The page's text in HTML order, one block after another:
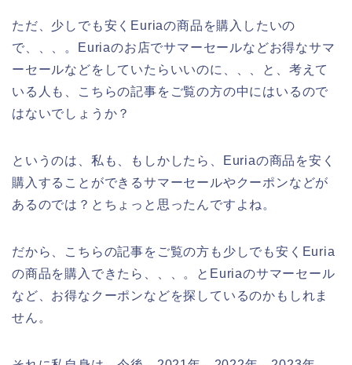
ただ、少しでも安くEuriaの商品を購入したいの
で、、、。Euriaのお店でサマーセールなどお得なサマ
ーセールなどをしていたらいいのに、、、と、考えて
いる人も、こちらの記事をご覧の方の中にはいるので
はないでしょうか？
というのは、私も、もしかしたら、Euriaの商品を安く
購入することができるサマーセールやクーポンなどが
あるのでは？とちょっと思ったんですよね。
だから、こちらの記事をご覧の方も少しでも安くEuria
の商品を購入できたら、、、。とEuriaのサマーセール
など、お得なクーポンなどを探しているのかもしれま
せん。